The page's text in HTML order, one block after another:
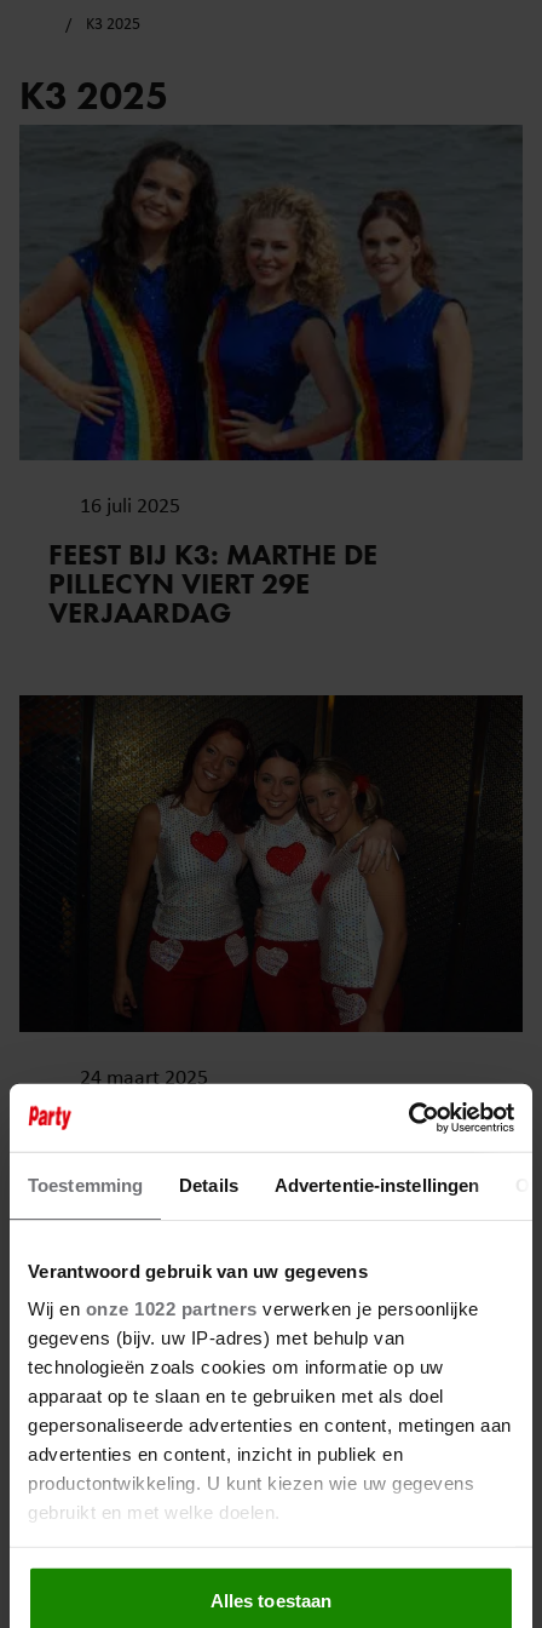
Toestemming Details Advertentie-instellingen
Verantwoord gebruik van uw gegevens
Wij en onze 1022 partners verwerken je persoonlijke
gegevens (bijv. uw IP-adres) met behulp van
technologieën zoals cookies om informatie op uw
apparaat op te slaan en te gebruiken met als doel
gepersonaliseerde advertenties en content, metingen aan
advertenties en content, inzicht in publiek en
productontwikkeling. U kunt kiezen wie uw gegevens
gebruikt en met welke doelen.
Als u het toestaat, willen we ook graag:
Informatie verzamelen over uw geografische
Alles toestaan
K3 2025
K3 2025
16 juli 2025
FEEST BIJ K3: MARTHE DE
PILLECYN VIERT 29E
VERJAARDAG
24 maart 2025
K3-REÜNIE: KAREN, KRISTEL EN
KATHLEEN WEER SAMEN OP HET
PODIUM